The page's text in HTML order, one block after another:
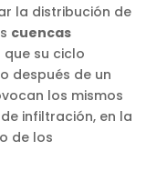
la distribución de
cuencas
su ciclo
después de un
los mismos
infiltración, en la
de los